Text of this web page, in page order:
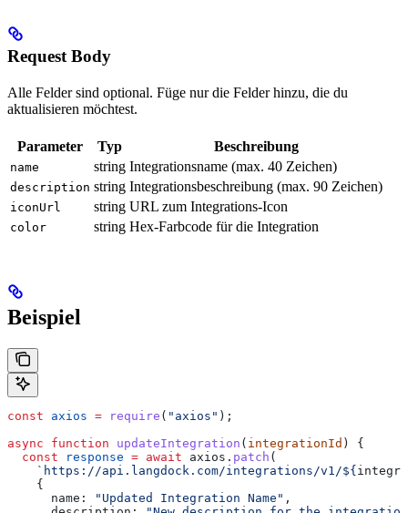
Request Body
Alle Felder sind optional. Füge nur die Felder hinzu, die du
aktualisieren möchtest.
Parameter Typ Beschreibung
name string Integrationsname (max. 40 Zeichen)
description string Integrationsbeschreibung (max. 90 Zeichen)
iconUrl string URL zum Integrations-Icon
color string Hex-Farbcode für die Integration
Beispiel
const axios = require ( "axios" );
async function updateIntegration ( integrationId ) {
  const
response = await axios . patch (
    `https://api.langdock.com/integrations/v1/
${
    {
      name:
"Updated Integration Name" ,